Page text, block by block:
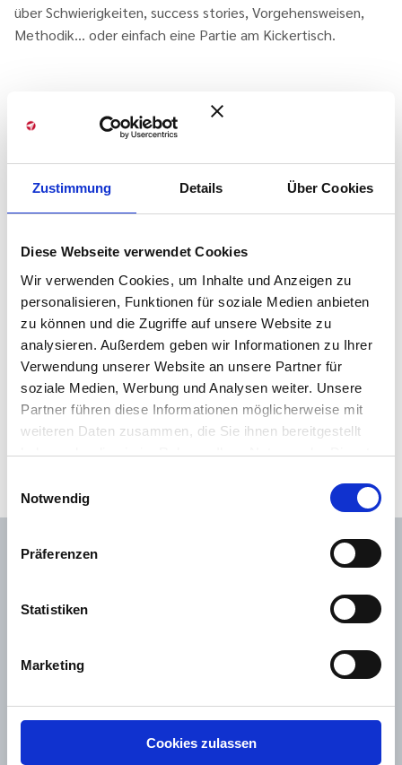
Zustimmung Details Über Cookies
Diese Webseite verwendet Cookies
Wir verwenden Cookies, um Inhalte und Anzeigen zu
personalisieren, Funktionen für soziale Medien anbieten
zu können und die Zugriffe auf unsere Website zu
analysieren. Außerdem geben wir Informationen zu Ihrer
Verwendung unserer Website an unsere Partner für
soziale Medien, Werbung und Analysen weiter. Unsere
Partner führen diese Informationen möglicherweise mit
weiteren Daten zusammen, die Sie ihnen bereitgestellt
haben oder die sie im Rahmen Ihrer Nutzung der Dienste
Cookies, wenn Sie unsere Webseite weiterhin nutzen.
Notwendig
Präferenzen
Statistiken
Marketing
Cookies zulassen
über Schwierigkeiten, success stories, Vorgehensweisen,
Methodik… oder einfach eine Partie am Kickertisch.
Los geht es am 12. März 2020 um 18 Uhr, für Getränke und
eine Stulle ist gesorgt!
Hier geht es zurAnmeldung!
Wir freuen uns über Ihre Kontaktaufnahme.
Jetzt anmelden